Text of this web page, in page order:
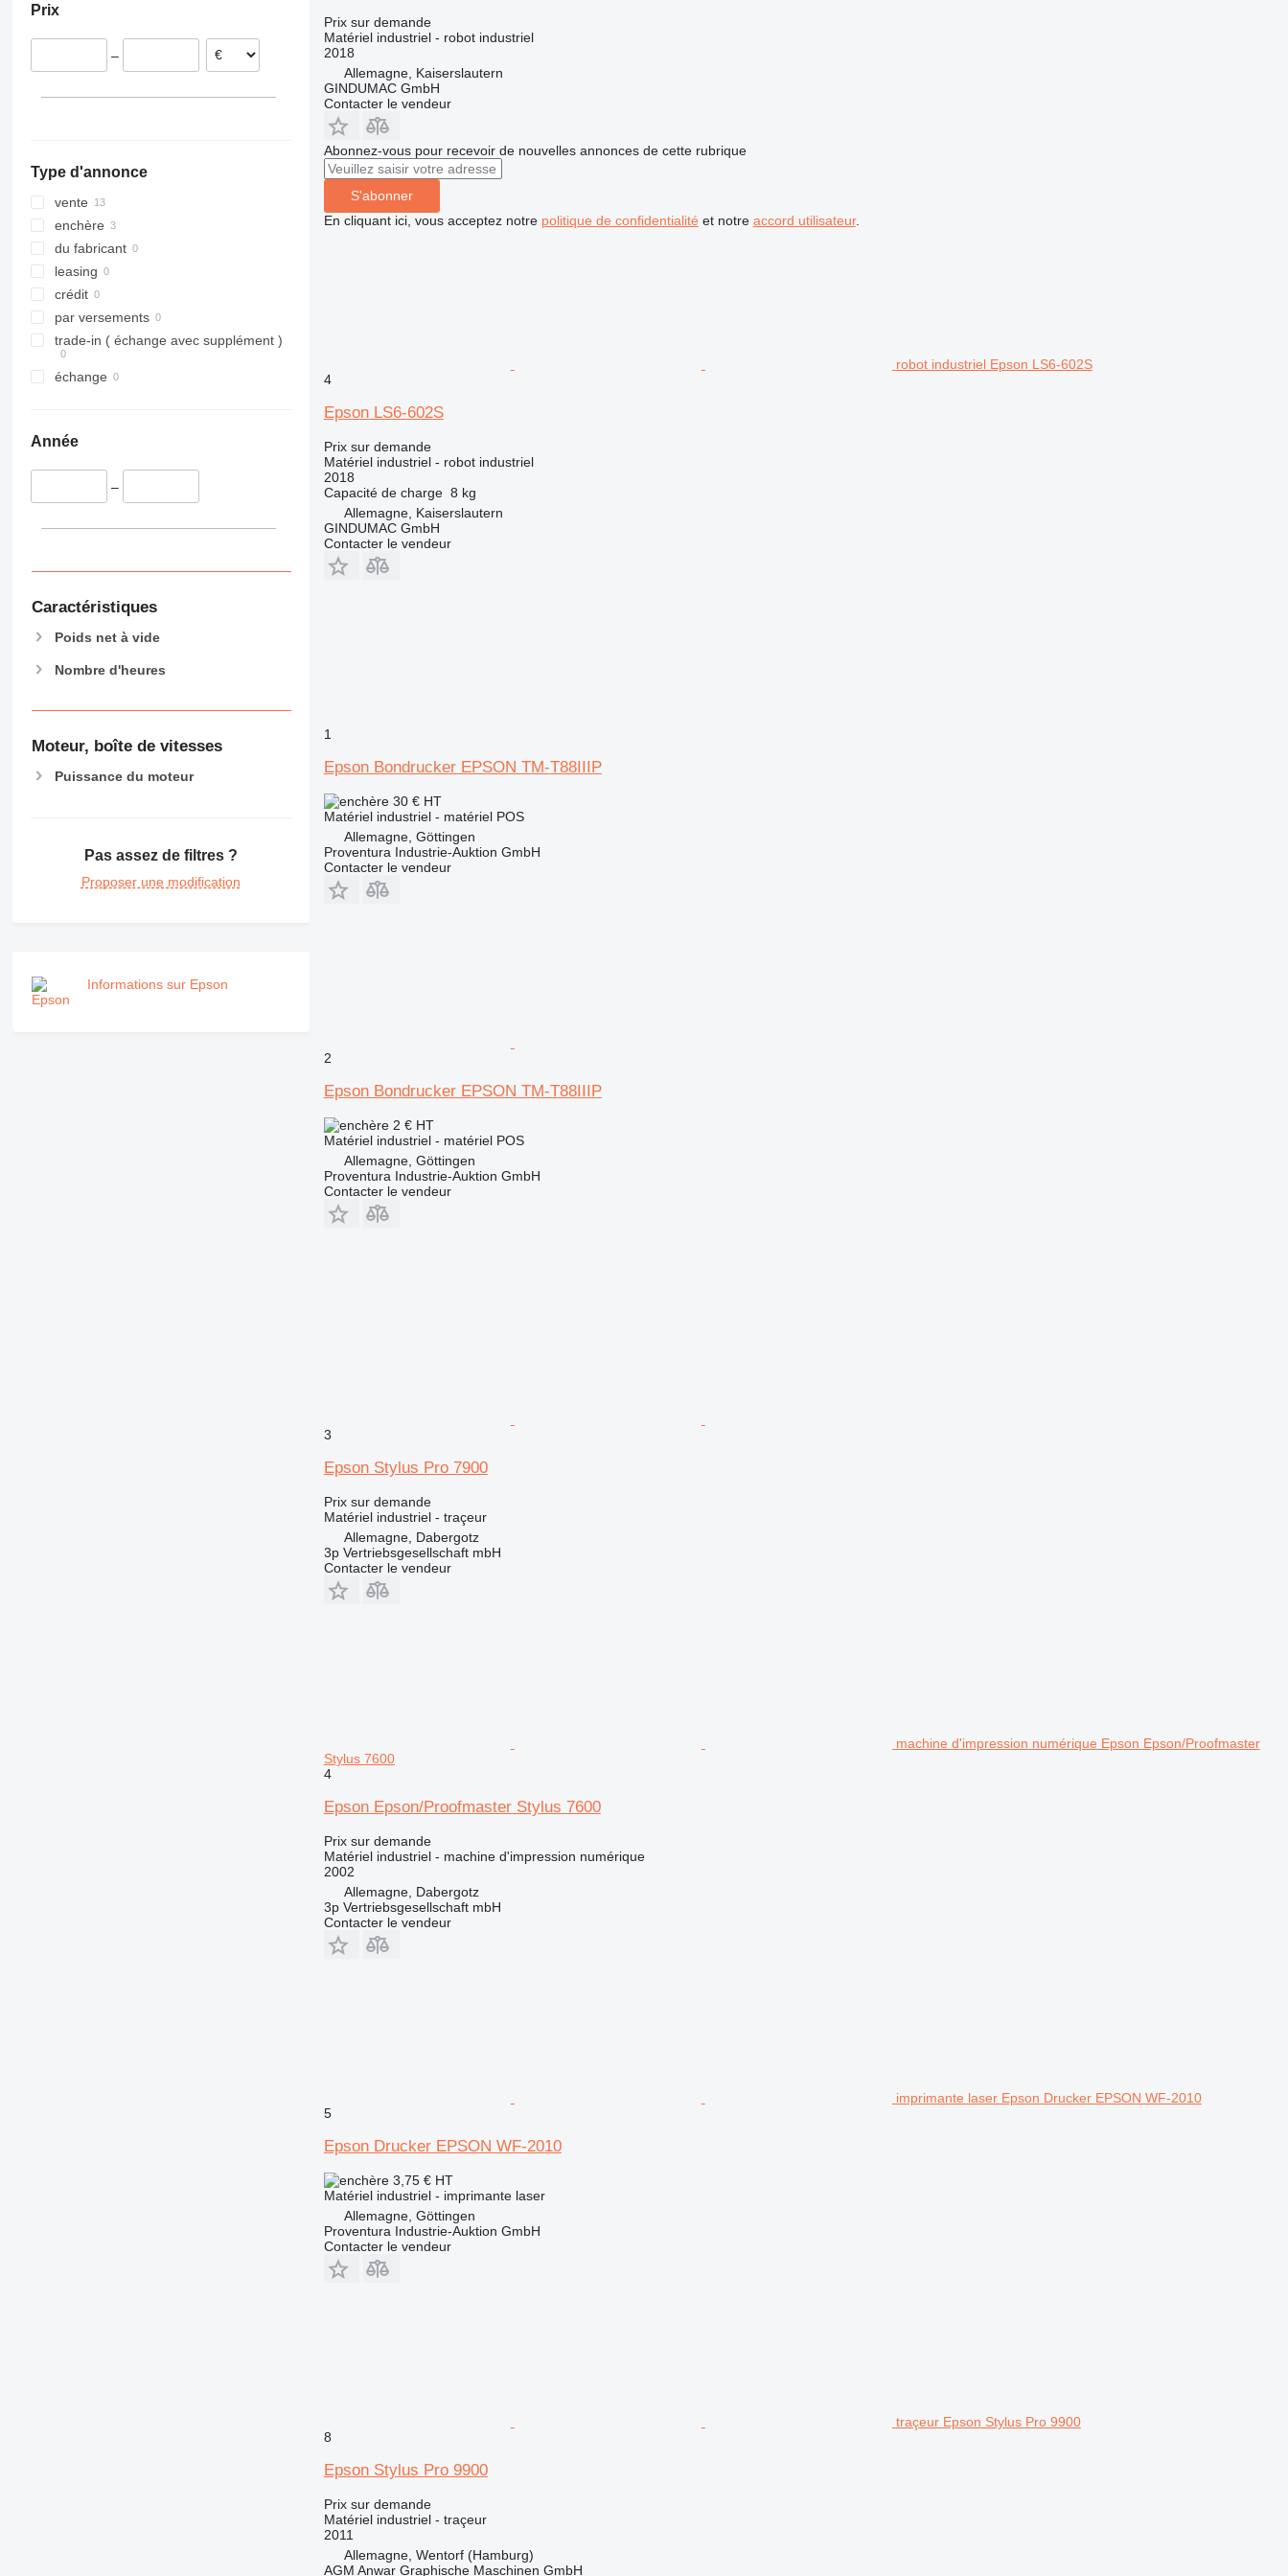
Prix
–
Type d'annonce
vente
enchère
du fabricant
leasing
crédit
par versements
trade-in ( échange avec supplément )
échange
Année
–
Caractéristiques
Poids net à vide
Nombre d'heures
Moteur, boîte de vitesses
Puissance du moteur
Pas assez de filtres ?
Proposer une modification
Informations sur Epson
Prix sur demande
Matériel industriel - robot industriel
2018
Allemagne, Kaiserslautern
GINDUMAC GmbH
Contacter le vendeur
Abonnez-vous pour recevoir de nouvelles annonces de cette rubrique
S'abonner
En cliquant ici, vous acceptez notre politique de confidentialité et notre accord utilisateur.
robot industriel Epson LS6-602S
4
Epson LS6-602S
Prix sur demande
Matériel industriel - robot industriel
2018
Capacité de charge 8 kg
Allemagne, Kaiserslautern
GINDUMAC GmbH
Contacter le vendeur
1
Epson Bondrucker EPSON TM-T88IIIP
30 € HT
Matériel industriel - matériel POS
Allemagne, Göttingen
Proventura Industrie-Auktion GmbH
Contacter le vendeur
2
Epson Bondrucker EPSON TM-T88IIIP
2 € HT
Matériel industriel - matériel POS
Allemagne, Göttingen
Proventura Industrie-Auktion GmbH
Contacter le vendeur
3
Epson Stylus Pro 7900
Prix sur demande
Matériel industriel - traçeur
Allemagne, Dabergotz
3p Vertriebsgesellschaft mbH
Contacter le vendeur
machine d'impression numérique Epson Epson/Proofmaster
Stylus 7600
4
Epson Epson/Proofmaster Stylus 7600
Prix sur demande
Matériel industriel - machine d'impression numérique
2002
Allemagne, Dabergotz
3p Vertriebsgesellschaft mbH
Contacter le vendeur
imprimante laser Epson Drucker EPSON WF-2010
5
Epson Drucker EPSON WF-2010
3,75 € HT
Matériel industriel - imprimante laser
Allemagne, Göttingen
Proventura Industrie-Auktion GmbH
Contacter le vendeur
traçeur Epson Stylus Pro 9900
8
Epson Stylus Pro 9900
Prix sur demande
Matériel industriel - traçeur
2011
Allemagne, Wentorf (Hamburg)
AGM Anwar Graphische Maschinen GmbH